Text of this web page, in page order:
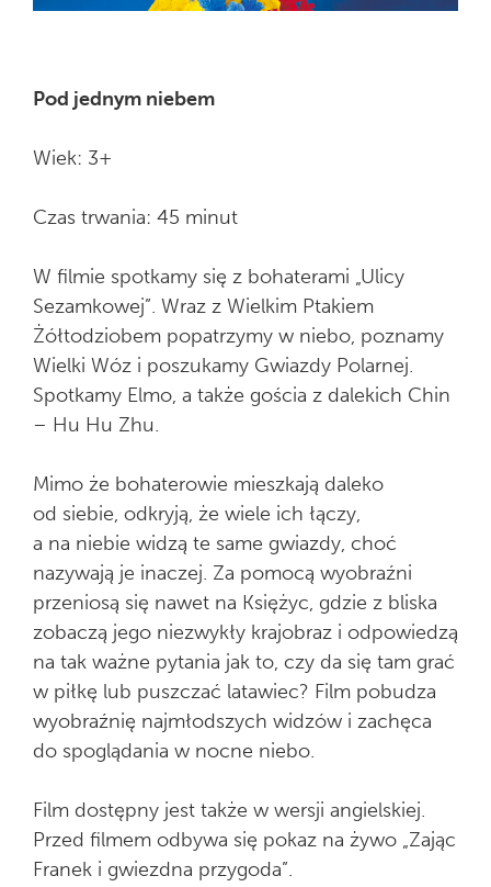
Pod jednym niebem
Wiek: 3+
Czas trwania: 45 minut
W filmie spotkamy się z bohaterami „Ulicy
Sezamkowej”. Wraz z Wielkim Ptakiem
Żółtodziobem popatrzymy w niebo, poznamy
Wielki Wóz i poszukamy Gwiazdy Polarnej.
Spotkamy Elmo, a także gościa z dalekich Chin
– Hu Hu Zhu.
Mimo że bohaterowie mieszkają daleko
od siebie, odkryją, że wiele ich łączy,
a na niebie widzą te same gwiazdy, choć
nazywają je inaczej. Za pomocą wyobraźni
przeniosą się nawet na Księżyc, gdzie z bliska
zobaczą jego niezwykły krajobraz i odpowiedzą
na tak ważne pytania jak to, czy da się tam grać
w piłkę lub puszczać latawiec? Film pobudza
wyobraźnię najmłodszych widzów i zachęca
do spoglądania w nocne niebo.
Film dostępny jest także w wersji angielskiej.
Przed filmem odbywa się pokaz na żywo „Zając
Franek i gwiezdna przygoda”.